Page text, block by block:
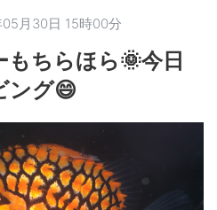
月30日 15時00分
ちらほら🌞今日
ング😄